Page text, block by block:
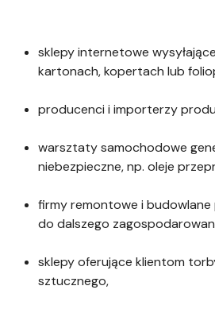
sklepy internetowe
kartonach, kopertach lub
producenci i importerzy
warsztaty samochodowe
niebezpieczne, np. oleje
firmy remontowe i
do dalszego
sklepy oferujące klientom
sztucznego,